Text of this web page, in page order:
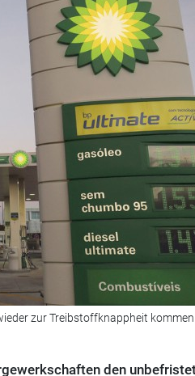
zur Treibstoffknappheit kommen
den